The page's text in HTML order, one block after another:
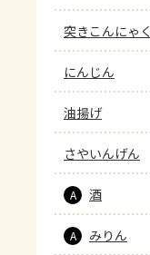
突きこんにゃく
にんじん
油揚げ
さやいんげん
A 酒
A みりん